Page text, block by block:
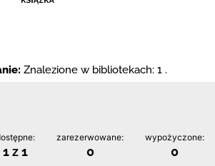
Znalezione w bibliotekach: 1 .
1 z 1
zarezerwowane:
0
wypożyczone:
0